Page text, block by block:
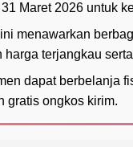
Maret 2026 untuk
menawarkan
harga terjangkau
dapat berbelanja
gratis ongkos kirim.